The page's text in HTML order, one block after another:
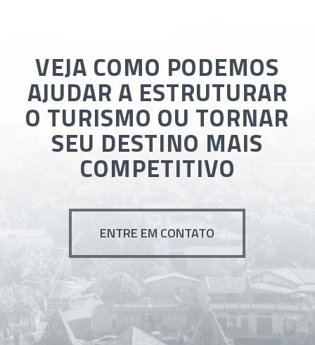
VEJA COMO PODEMOS
AJUDAR A ESTRUTURAR
O TURISMO OU TORNAR
SEU DESTINO MAIS
COMPETITIVO
ENTRE EM CONTATO